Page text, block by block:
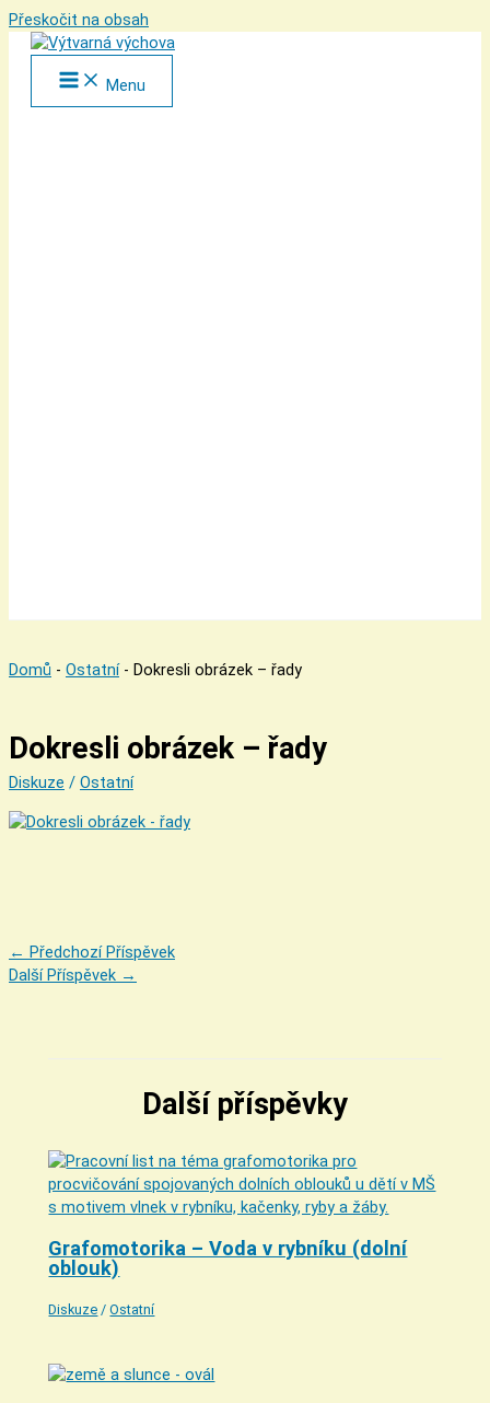
Přeskočit na obsah
Menu
Domů - Ostatní- Dokresli obrázek – řady
Dokresli obrázek – řady
Diskuze / Ostatní
← Předchozí Příspěvek
Další Příspěvek →
Další příspěvky
Grafomotorika – Voda v rybníku (dolní
oblouk)
Diskuze /Ostatní